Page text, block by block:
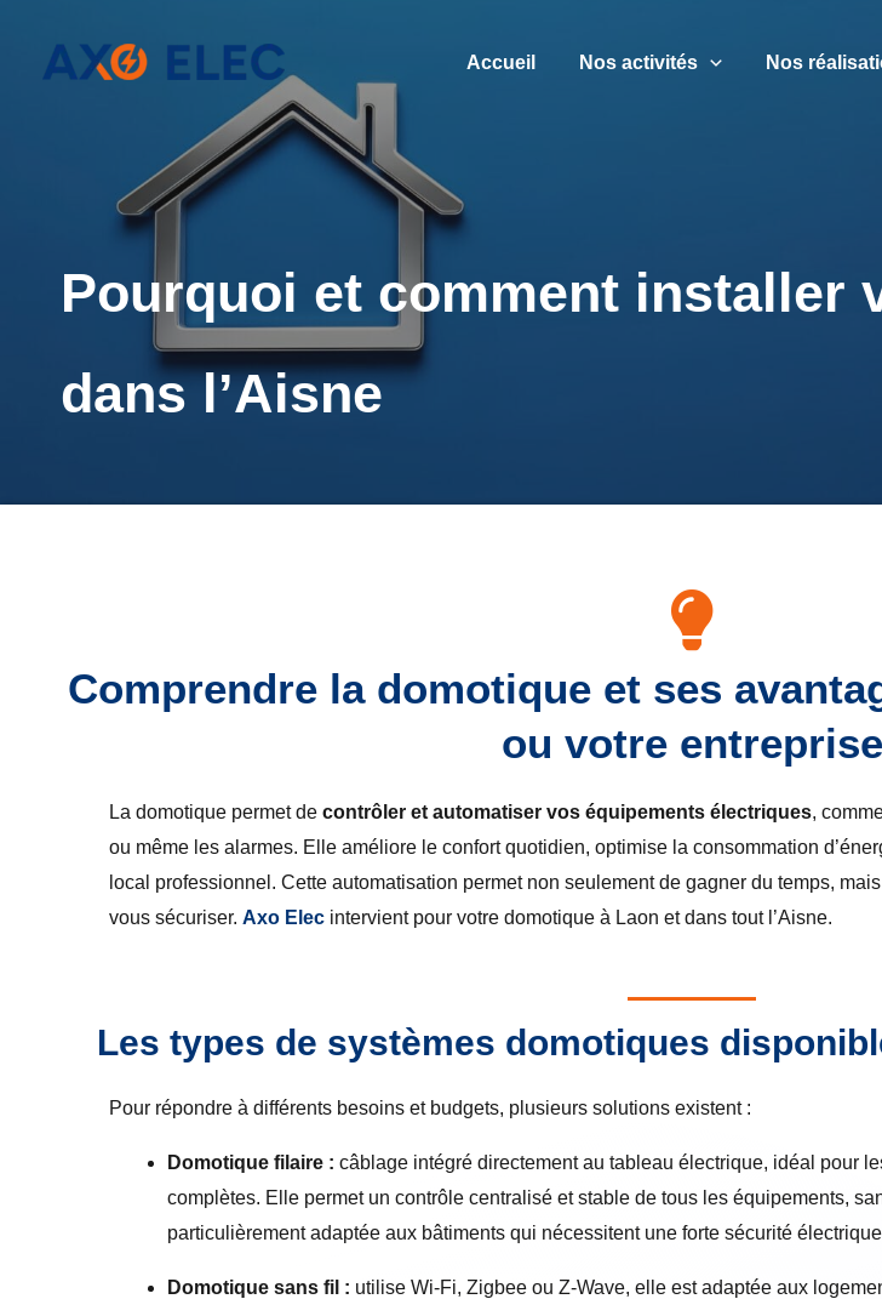
Accueil Nos activités Nos
Pourquoi et comment installer
dans l’Aisne
Comprendre la domotique et ses
ou votre entreprise
La domotique permet de contrôler et automatiser vos équipements électriques,
ou même les alarmes. Elle améliore le confort quotidien, optimise la consommation
local professionnel. Cette automatisation permet non seulement de gagner du temps,
vous sécuriser. Axo Elec intervient pour votre domotique à Laon et dans tout l’Aisne.
Les types de systèmes domotiques
Pour répondre à différents besoins et budgets, plusieurs solutions existent :
Domotique filaire : câblage intégré directement au tableau électrique, idéal pour
complètes. Elle permet un contrôle centralisé et stable de tous les équipements,
particulièrement adaptée aux bâtiments qui nécessitent une forte sécurité
Domotique sans fil : utilise Wi-Fi, Zigbee ou Z-Wave, elle est adaptée aux